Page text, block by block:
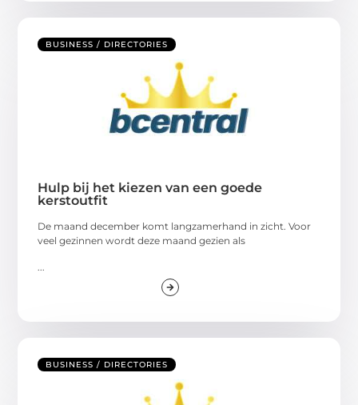
BUSINESS / DIRECTORIES
Hulp bij het kiezen van een goede
kerstoutfit
De maand december komt langzamerhand in zicht. Voor
veel gezinnen wordt deze maand gezien als
BUSINESS / DIRECTORIES